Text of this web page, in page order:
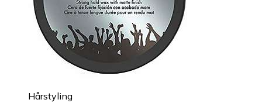
Hårstyling